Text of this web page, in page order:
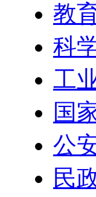
教
科
工
国
公
民